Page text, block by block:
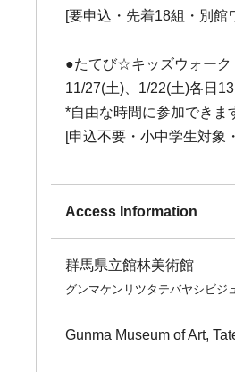
[要申込・先着18組・別館
●たてび☆キッズウォーク
11/27(土)、1/22(土)各日
*自由な時間に参加できま
[申込不要・小中学生対象
Access Information
群馬県立館林美術館
グンマケンリツタテバヤシビジ
Gunma Museum of Art,